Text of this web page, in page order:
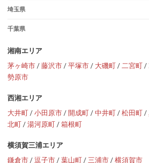
埼玉県
千葉県
湘南エリア
茅ヶ崎市/藤沢市/平塚市/ 大磯町/二宮町/
勢原市
西湘エリア
大井町/小田原市/ 開成町/中井町/松田町/
北町/湯河原町/箱根町
横須賀三浦エリア
鎌倉市/逗子市/葉山町/三浦市/横須賀市